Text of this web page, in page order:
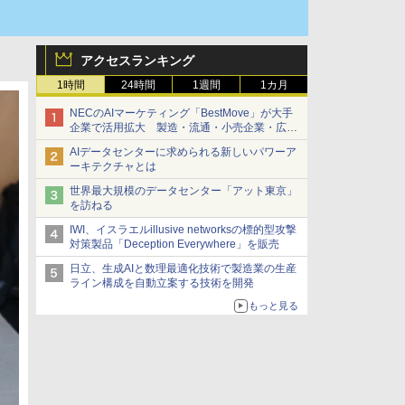
アクセスランキング
1時間 24時間 1週間 1カ月
NECのAIマーケティング「BestMove」が大手
企業で活用拡大 製造・流通・小売企業・広告
代理店などが実装フェーズへ
AIデータセンターに求められる新しいパワーア
ーキテクチャとは
世界最大規模のデータセンター「アット東京」
を訪ねる
IWI、イスラエルillusive networksの標的型攻撃
対策製品「Deception Everywhere」を販売
日立、生成AIと数理最適化技術で製造業の生産
ライン構成を自動立案する技術を開発
もっと見る